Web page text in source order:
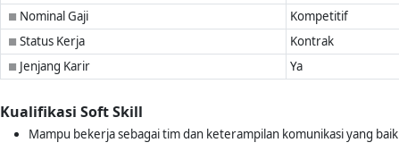
■ Nominal Gaji Kompetitif
■ Status Kerja Kontrak
■ Jenjang Karir Ya
Kualifikasi Soft Skill
Mampu bekerja sebagai tim dan keterampilan komunikasi yang baik